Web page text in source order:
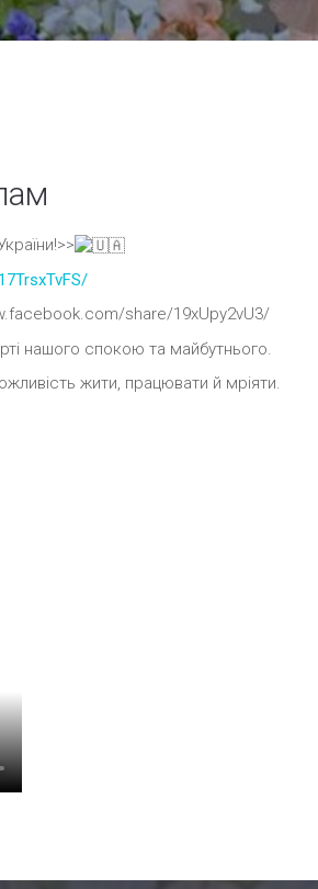
share/19xUpy2vU3/
нашого спокою та майбутнього.
жити, працювати й мріяти.